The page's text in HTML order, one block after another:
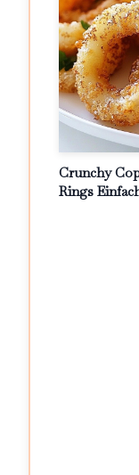
Crunchy
Rings